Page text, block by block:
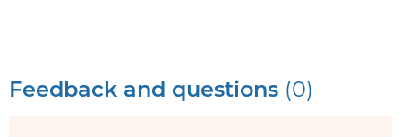
Feedback and questions (0)